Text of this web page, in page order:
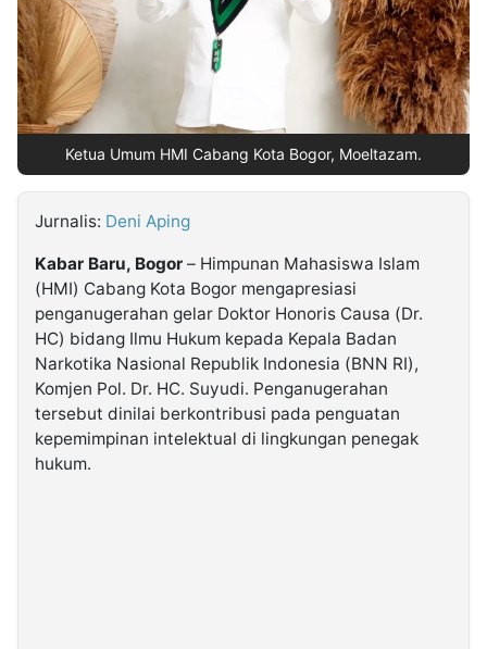
Follow
Kabarbaru
Kabarbaru.co
2026
Kabarbaru
Ketua Umum HMI Cabang Kota Bogor, Moeltazam.
Jurnalis: Deni Aping
Kabar Baru, Bogor – Himpunan Mahasiswa Islam
(HMI) Cabang Kota Bogor mengapresiasi
penganugerahan gelar Doktor Honoris Causa (Dr.
HC) bidang Ilmu Hukum kepada Kepala Badan
Narkotika Nasional Republik Indonesia (BNN RI),
Komjen Pol. Dr. HC. Suyudi. Penganugerahan
tersebut dinilai berkontribusi pada penguatan
kepemimpinan intelektual di lingkungan penegak
hukum.